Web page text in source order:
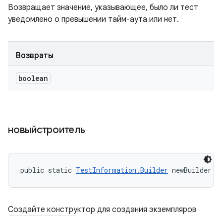
Возвращает значение, указывающее, было ли тест
уведомлено о превышении тайм-аута или нет.
Возвраты
boolean
новыйстроитель
public static TestInformation.Builder newBuilder
Создайте конструктор для создания экземпляров